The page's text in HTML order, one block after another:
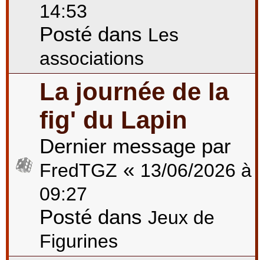
14:53
Posté dans Les
associations
La journée de la
fig' du Lapin
Dernier message par
FredTGZ « 13/06/2026 à
09:27
Posté dans Jeux de
Figurines